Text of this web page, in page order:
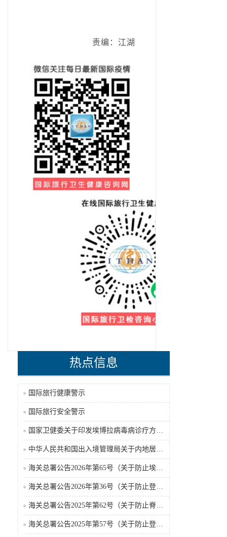
责编：江湖
热点信息
国际旅行健康警示
国际旅行安全警示
国家卫健委关于印发埃博拉病毒病诊疗方案（2026年版）的通知
中华人民共和国出入境管理局关于内地居民前往港澳地区定居审批条件的公告（2026-06-30）
海关总署公告2026年第65号（关于防止埃博拉病毒病疫情传入我国的公告）（2026-05-18）
海关总署公告2026年第36号（关于防止登革热疫情传入我国的公告）
海关总署公告2025年第62号（关于防止脊髓灰质炎疫情传入我国的公告）
海关总署公告2025年第57号（关于防止登革热疫情传入我国的公告）